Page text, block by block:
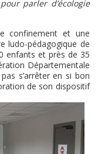
parler d’écologie
confinement et une
ludo-pédagogique de
enfants et près de 35
Départementale
s’arrêter en si bon
de son dispositif